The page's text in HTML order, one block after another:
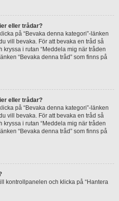
eller trådar?
på “Bevaka denna kategori”-länken
vill bevaka. För att bevaka en tråd så
kryssa i rutan “Meddela mig när tråden
“Bevaka denna tråd” som finns på
eller trådar?
på “Bevaka denna kategori”-länken
vill bevaka. För att bevaka en tråd så
kryssa i rutan “Meddela mig när tråden
“Bevaka denna tråd” som finns på
kontrollpanelen och klicka på “Hantera